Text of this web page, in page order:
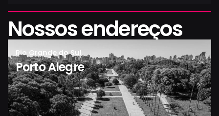
Nossos endereços
Rio Grande do Sul
Porto Alegre